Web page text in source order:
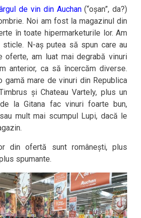
de vin din Auchan(“oșan”, da?)
Noi am fost la magazinul din
în toate hipermarketurile lor. Am
sticle. N-aș putea să spun care au
oferte, am luat mai degrabă vinuri
anterior, ca să încercăm diverse.
gamă mare de vinuri din Republica
și Chateau Vartely, plus un
la Gitana fac vinuri foarte bun,
mult mai scumpul Lupi, dacă le
din ofertă sunt românești, plus
spumante.